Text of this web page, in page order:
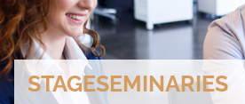
STAGESEMINARIES